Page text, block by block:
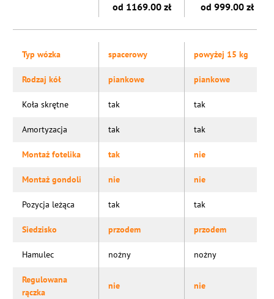
od 1169.00 zł od 999.00 zł
Typ wózka spacerowy powyżej 15 kg
Rodzaj kół piankowe piankowe
Koła skrętne tak tak
Amortyzacja tak tak
Montaż fotelika tak nie
Montaż gondoli nie nie
Pozycja leżąca tak tak
Siedzisko przodem przodem
Hamulec nożny nożny
Regulowana
rączka
nie nie